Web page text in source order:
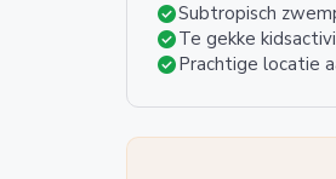
check_circleSubtropisch
check_circleTe gekke
check_circlePrachtige locatie